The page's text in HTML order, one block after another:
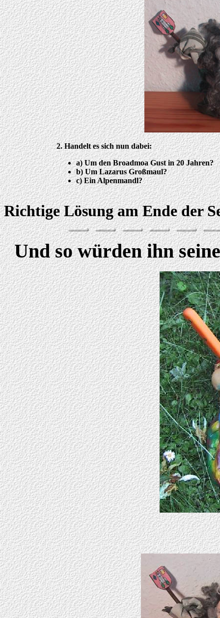
2. Handelt es sich nun dabei:
a) Um den Broadmoa Gust in 20 Jahren?
b) Um Lazarus Großmaul?
c) Ein Alpenmandl?
Richtige Lösung am Ende der
Und so würden ihn